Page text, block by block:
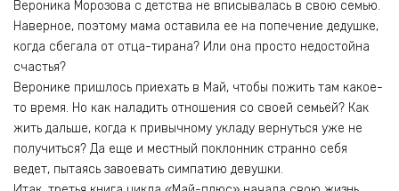
Вероника Морозова с детства не вписывалась в свою семью.
Наверное, поэтому мама оставила ее на попечение дедушке,
когда сбегала от отца-тирана? Или она просто недостойна
счастья?
Веронике пришлось приехать в Май, чтобы пожить там какое-
то время. Но как наладить отношения со своей семьей? Как
жить дальше, когда к привычному укладу вернуться уже не
получиться? Да еще и местный поклонник странно себя
ведет, пытаясь завоевать симпатию девушки.